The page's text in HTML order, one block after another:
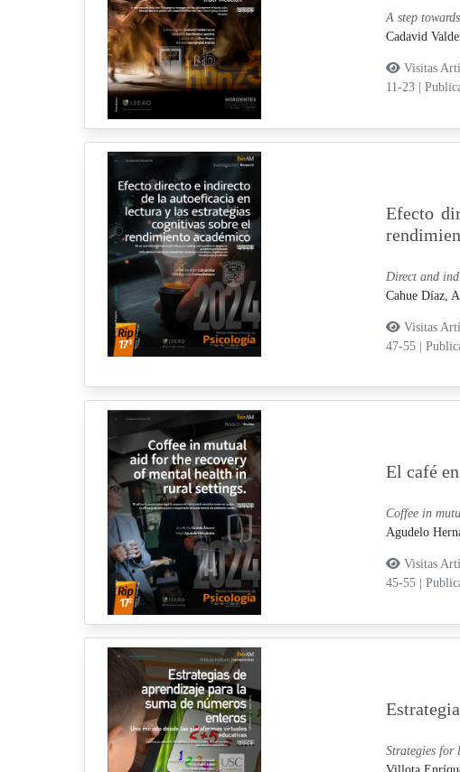
A step
Cadavid
Visitas
11-23
Efecto
Direct and
Cahue Díaz,
Visitas
47-55
El café
Coffee in
Agudelo
Visitas
45-55
Strategies for